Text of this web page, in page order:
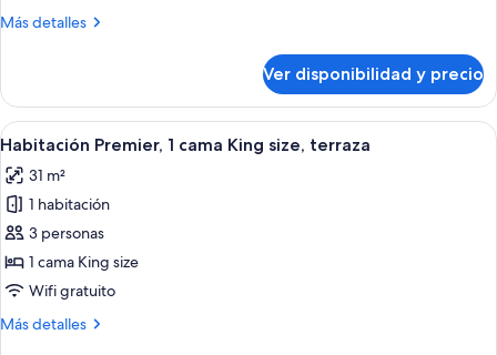
camas
Más detalles
Más
Premier,
camas
Ver disponibilidad y precio
Ver
todas
las
fotos
de
Habitación
Premier,
cama
Habitación de hotel con cama,
7
Habitación Premier, 1 cama King size, terraza
31 m²
1 habitación
3 personas
1 cama King size
Wifi gratuito
Más detalles
Más